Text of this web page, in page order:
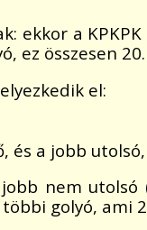
ekkor a
ez összesen 20.
el:
és a jobb
nem utolsó
golyó, ami